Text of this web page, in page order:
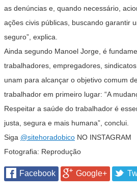
as denúncias e, quando necessário,
ações civis públicas, buscando garantir
seguro”, explica.
Ainda segundo Manoel Jorge, é
trabalhadores, empregadores,
unam para alcançar o objetivo comum
trabalhador em primeiro lugar: “A
Respeitar a saúde do trabalhador é
justa, segura e mais humana”, conclui.
Siga @sitehoradobico NO INSTAGRAM
Fotografia: Reprodução
Facebook Google+